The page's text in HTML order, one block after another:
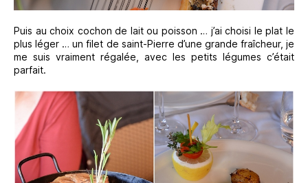
Puis au choix cochon de lait ou poisson … j’ai choisi le plat le
plus léger … un filet de saint-Pierre d’une grande fraîcheur, je
me suis vraiment régalée, avec les petits légumes c’était
parfait.